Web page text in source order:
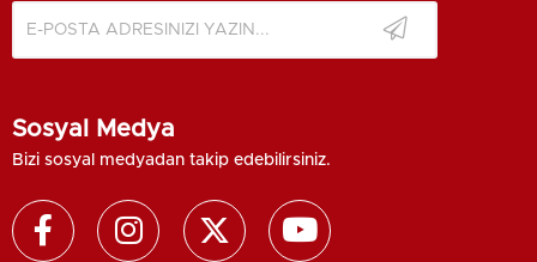
Sosyal Medya
Bizi sosyal medyadan takip edebilirsiniz.